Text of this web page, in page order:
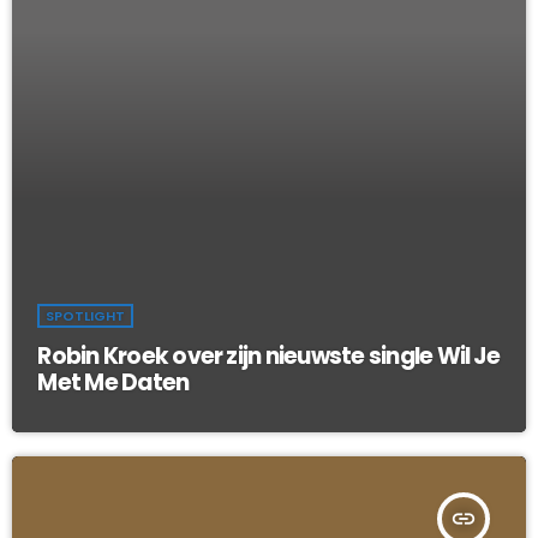
SPOTLIGHT
Robin Kroek over zijn nieuwste single Wil Je
Met Me Daten
insert_link